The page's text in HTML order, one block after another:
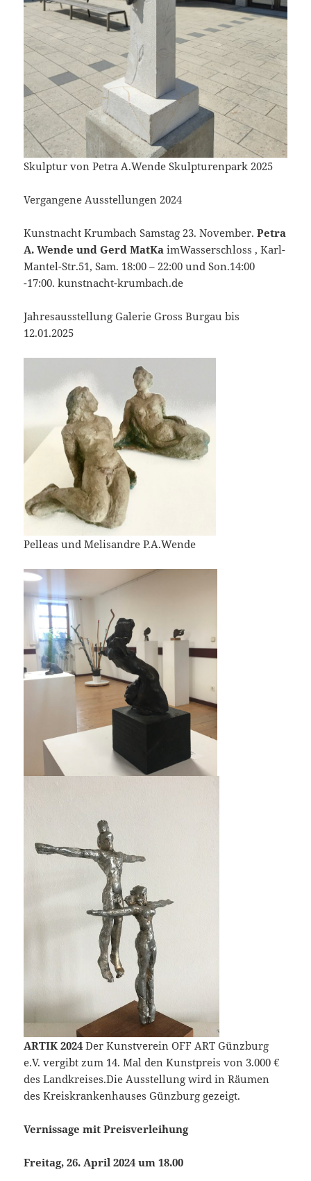
Skulptur von Petra A.Wende Skulpturenpark 2025
Vergangene Ausstellungen 2024
Kunstnacht Krumbach Samstag 23. November.Petra
A. Wende und Gerd MatKaimWasserschloss , Karl-
Mantel-Str.51, Sam. 18:00 – 22:00 und Son.14:00
-17:00. kunstnacht-krumbach.de
Jahresausstellung Galerie Gross Burgau bis
12.01.2025
Pelleas und Melisandre P.A.Wende
ARTIK 2024Der Kunstverein OFF ART Günzburg
e.V. vergibt zum 14. Mal den Kunstpreis von 3.000 €
des Landkreises.Die Ausstellung wird in Räumen
des Kreiskrankenhauses Günzburg gezeigt.
Vernissage mit Preisverleihung
Freitag, 26. April 2024 um 18.00